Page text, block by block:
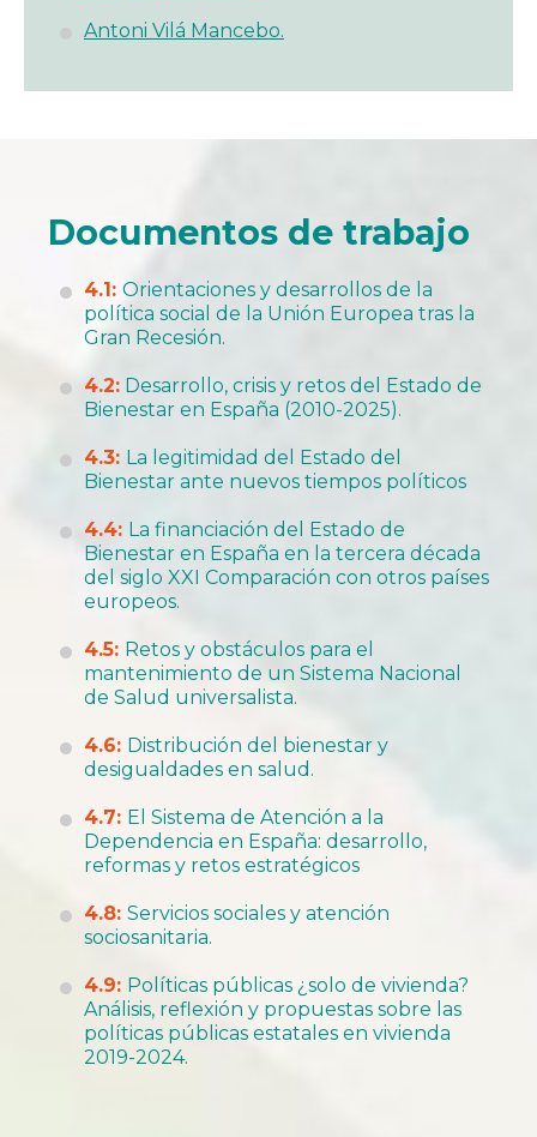
Antoni Vilá Mancebo.
Documentos de trabajo
4.1: Orientaciones y desarrollos de la
política social de la Unión Europea tras la
Gran Recesión.
4.2: Desarrollo, crisis y retos del Estado de
Bienestar en España (2010-2025).
4.3: La legitimidad del Estado del
Bienestar ante nuevos tiempos políticos
4.4: La financiación del Estado de
Bienestar en España en la tercera década
del siglo XXI Comparación con otros países
europeos.
4.5: Retos y obstáculos para el
mantenimiento de un Sistema Nacional
de Salud universalista.
4.6: Distribución del bienestar y
desigualdades en salud.
4.7: El Sistema de Atención a la
Dependencia en España: desarrollo,
reformas y retos estratégicos
4.8: Servicios sociales y atención
sociosanitaria.
4.9: Políticas públicas ¿solo de vivienda?
Análisis, reflexión y propuestas sobre las
políticas públicas estatales en vivienda
2019-2024.